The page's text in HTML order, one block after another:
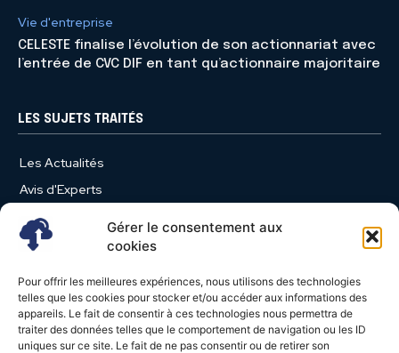
Gérer le consentement aux
cookies
Pour offrir les meilleures expériences, nous utilisons des technologies
telles que les cookies pour stocker et/ou accéder aux informations des
appareils. Le fait de consentir à ces technologies nous permettra de
traiter des données telles que le comportement de navigation ou les ID
uniques sur ce site. Le fait de ne pas consentir ou de retirer son
Vie d'entreprise
CELESTE finalise l’évolution de son actionnariat avec
l’entrée de CVC DIF en tant qu’actionnaire majoritaire
LES SUJETS TRAITÉS
Les Actualités
Avis d'Experts
Produits et Services
Vie d'entreprise
Nominations
Études
Évènements